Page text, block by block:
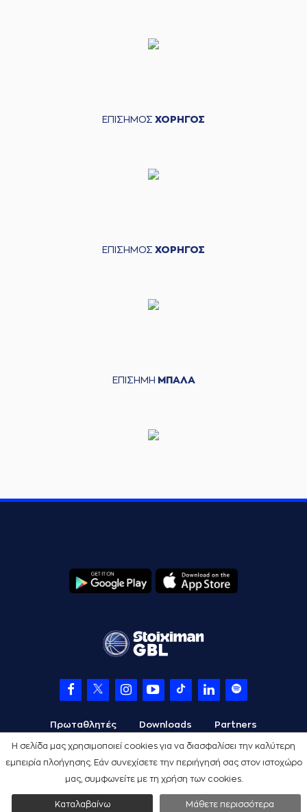
Η σελίδα μας χρησιμοποιεί cookies για να διασφαλίσει την καλύτερη
εμπειρία πλοήγησης. Εάν συνεχίσετε την περιήγησή σας στον ιστοχώρο
μας, συμφωνείτε με τη χρήση των cookies.
Καταλαβαίνω Μάθετε περισσότερα
ΕΠΙΣΗΜΟΣ ΧΟΡΗΓΟΣ
ΕΠΙΣΗΜΟΣ ΧΟΡΗΓΟΣ
ΕΠΙΣΗΜΗ ΜΠΑΛΑ
Πρωταθλητές Downloads Partners